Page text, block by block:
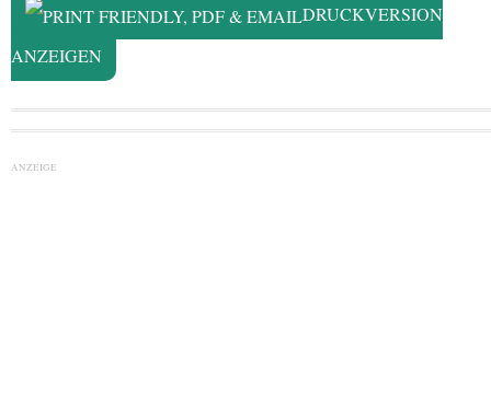
DRUCKVERSION
ANZEIGEN
ANZEIGE